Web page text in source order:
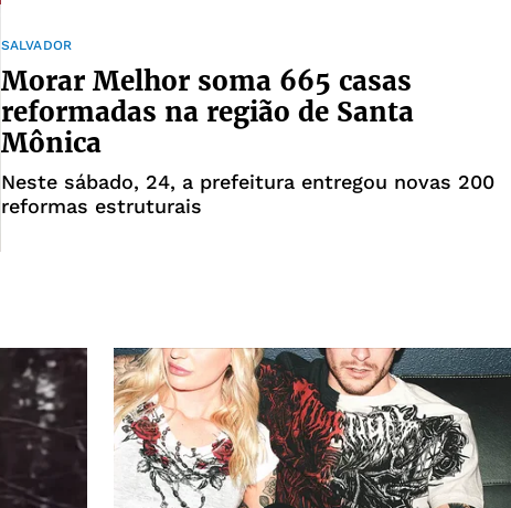
SALVADOR
Morar Melhor soma 665 casas
reformadas na região de Santa
Mônica
Neste sábado, 24, a prefeitura entregou novas 200
reformas estruturais